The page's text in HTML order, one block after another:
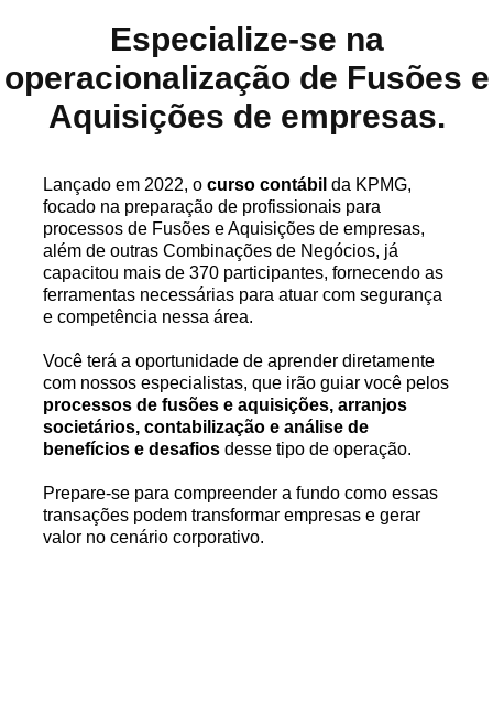
Especialize-se na
operacionalização de Fusões e
Aquisições de empresas.
Lançado em 2022, o curso contábil da KPMG,
focado na preparação de profissionais para
processos de Fusões e Aquisições de empresas,
além de outras Combinações de Negócios, já
capacitou mais de 370 participantes, fornecendo as
ferramentas necessárias para atuar com segurança
e competência nessa área.
Você terá a oportunidade de aprender diretamente
com nossos especialistas, que irão guiar você pelos
processos de fusões e aquisições, arranjos
societários, contabilização e análise de
benefícios e desafios desse tipo de operação.
Prepare-se para compreender a fundo como essas
transações podem transformar empresas e gerar
valor no cenário corporativo.